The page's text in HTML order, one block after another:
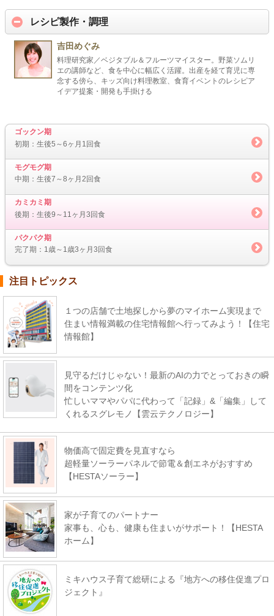
レシピ製作・調理
吉田めぐみ
料理研究家／ベジタブル＆フルーツマイスター。野菜ソムリ
エの講師など、食を中心に幅広く活躍。出産を経て育児に専
念する傍ら、キッズ向け料理教室、食育イベントのレシピア
イデア提案・開発も手掛ける
ゴックン期
初期：生後5～6ヶ月1回食
モグモグ期
中期：生後7～8ヶ月2回食
カミカミ期
後期：生後9～11ヶ月3回食
パクパク期
完了期：1歳～1歳3ヶ月3回食
注目トピックス
１つの店舗で土地探しから夢のマイホーム実現まで
住まい情報満載の住宅情報館へ行ってみよう！【住宅
情報館】
見守るだけじゃない！最新のAIの力でとっておきの瞬
間をコンテンツ化
忙しいママやパパに代わって「記録」&「編集」して
くれるスグレモノ【雲云テクノロジー】
物価高で固定費を見直すなら
超軽量ソーラーパネルで節電＆創エネがおすすめ
【HESTAソーラー】
家が子育てのパートナー
家事も、心も、健康も住まいがサポート！【HESTA
ホーム】
ミキハウス子育て総研による『地方への移住促進プロ
ジェクト』